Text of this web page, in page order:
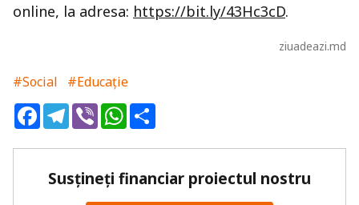
online, la adresa: https://bit.ly/43Hc3cD.
ziuadeazi.md
#Social
#Educație
FacebookTelegram
ViberWhatsApp
Susțineți financiar proiectul nostru